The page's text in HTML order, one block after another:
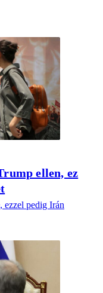
ellen, ez
ezzel pedig Irán